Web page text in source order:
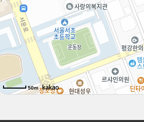
50m
50m